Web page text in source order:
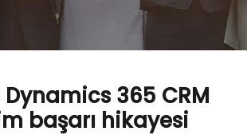
365 CRM
başarı hikayesi